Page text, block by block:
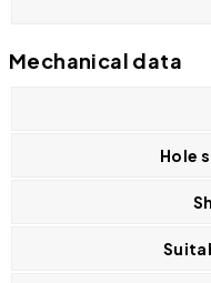
Mechanical data
Hole